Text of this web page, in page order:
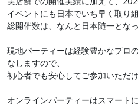
イベントにも日本でいち早く取り組
総開催数は、なんと日本随一とな
現地パーティーは経験豊かなプロ
なしますので、
初心者でも安心してご参加いただ
オンラインパーティーはスマート